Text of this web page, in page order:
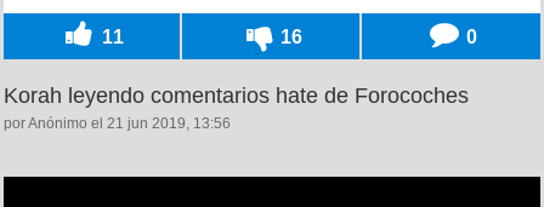
11 16 0
Korah leyendo comentarios hate de Forocoches
por Anónimo el 21 jun 2019, 13:56